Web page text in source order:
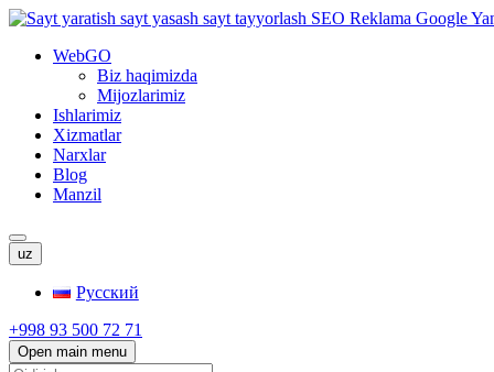
WebGO
Biz haqimizda
Mijozlarimiz
Ishlarimiz
Xizmatlar
Narxlar
Blog
Manzil
uz
Русский
+998 93 500 72 71
Open main menu